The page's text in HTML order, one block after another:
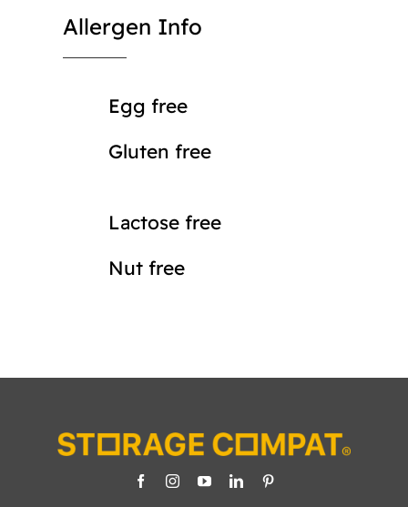
Allergen Info
Egg free
Gluten free
Lactose free
Nut free